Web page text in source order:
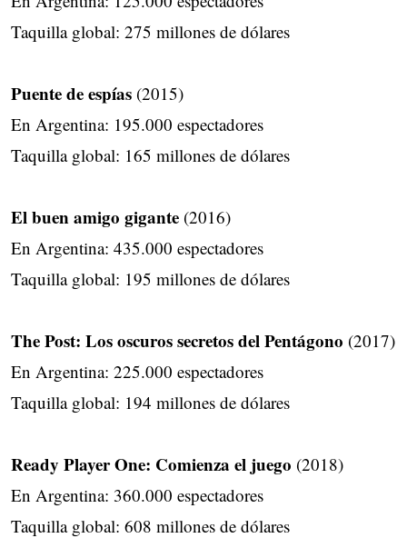
Taquilla global: 275 millones de dólares
Puente de espías (2015)
En Argentina: 195.000 espectadores
Taquilla global: 165 millones de dólares
El buen amigo gigante (2016)
En Argentina: 435.000 espectadores
Taquilla global: 195 millones de dólares
The Post: Los oscuros secretos del Pentágono (2017)
En Argentina: 225.000 espectadores
Taquilla global: 194 millones de dólares
Ready Player One: Comienza el juego (2018)
En Argentina: 360.000 espectadores
Taquilla global: 608 millones de dólares